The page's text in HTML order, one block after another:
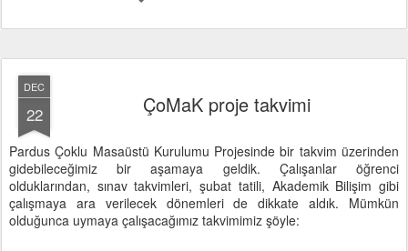
DEC
22 ÇoMaK proje takvimi
Pardus Çoklu Masaüstü Kurulumu Projesinde bir takvim üzerinden
gidebileceğimiz bir aşamaya geldik. Çalışanlar öğrenci
olduklarından, sınav takvimleri, şubat tatili, Akademik Bilişim gibi
çalışmaya ara verilecek dönemleri de dikkate aldık. Mümkün
olduğunca uymaya çalışacağımız takvimimiz şöyle: